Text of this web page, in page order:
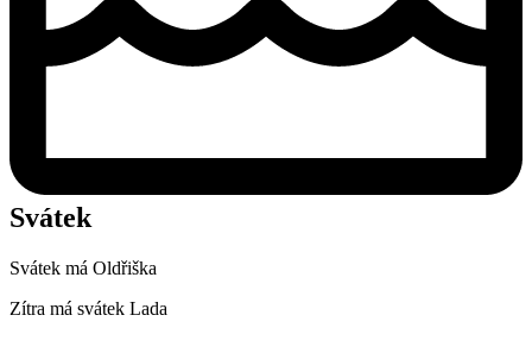
Svátek
Svátek má Oldřiška
Zítra má svátek Lada